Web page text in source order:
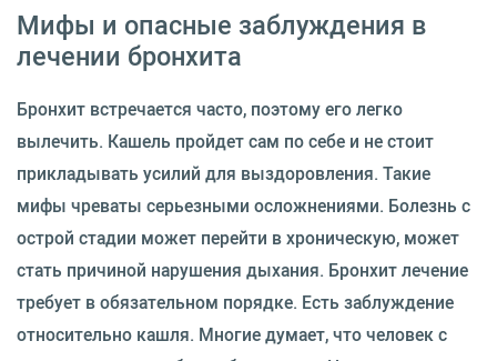
Мифы и опасные заблуждения в
лечении бронхита
Бронхит встречается часто, поэтому его легко
вылечить. Кашель пройдет сам по себе и не стоит
прикладывать усилий для выздоровления. Такие
мифы чреваты серьезными осложнениями. Болезнь с
острой стадии может перейти в хроническую, может
стать причиной нарушения дыхания. Бронхит лечение
требует в обязательном порядке. Есть заблуждение
относительно кашля. Многие думает, что человек с